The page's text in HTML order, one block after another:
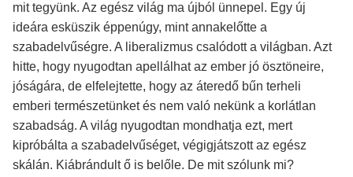
mit tegyünk. Az egész világ ma újból ünnepel. Egy új
ideára esküszik éppenúgy, mint annakelőtte a
szabadelvűségre. A liberalizmus csalódott a világban. Azt
hitte, hogy nyugodtan apellálhat az ember jó ösztöneire,
jóságára, de elfelejtette, hogy az áteredő bűn terheli
emberi természetünket és nem való nekünk a korlátlan
szabadság. A világ nyugodtan mondhatja ezt, mert
kipróbálta a szabadelvűséget, végigjátszott az egész
skálán. Kiábrándult ő is belőle. De mit szólunk mi?